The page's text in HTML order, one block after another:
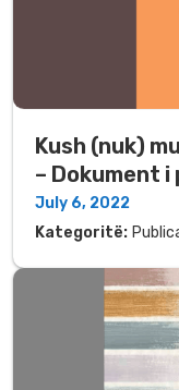
Kush (nuk)
– Dokument
July 6, 2022
Kategoritë: